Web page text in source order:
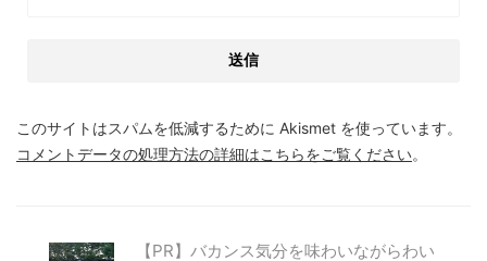
このサイトはスパムを低減するために Akismet を使っています。
コメントデータの処理方法の詳細はこちらをご覧ください。
【PR】バカンス気分を味わいながらわい